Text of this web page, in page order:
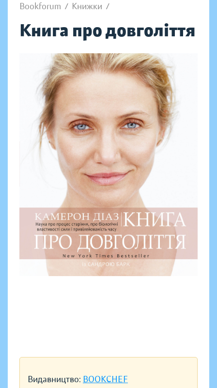
Bookforum / Книжки /
Книга про довголіття
Видавництво: BOOKCHEF